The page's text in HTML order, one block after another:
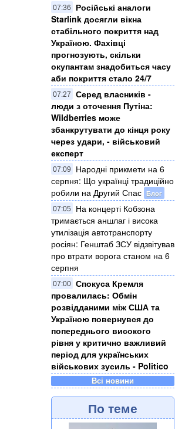
07:36
Російські аналоги
Starlink досягли вікна
стабільного покриття над
Україною. Фахівці
прогнозують, скільки
окупантам знадобиться часу
аби покриття стало 24/7
07:27
Серед власників -
люди з оточення Путіна:
Wildberries може
збанкрутувати до кінця року
через удари, - військовий
експерт
07:09
Народні прикмети на 6
серпня: Що українці традиційно
робили на Другий Спас Блог
07:05
На концерті Кобзона
тримається аншлаг і висока
утилізація автотранспорту
росіян: Генштаб ЗСУ відзвітував
про втрати ворога станом на 6
серпня
07:00 Спокуса Кремля
провалилась: Обмін
розвідданими між США та
Україною повернувся до
попереднього високого
рівня у критично важливий
період для українських
військових зусиль - Politico
Всі новини
По теме